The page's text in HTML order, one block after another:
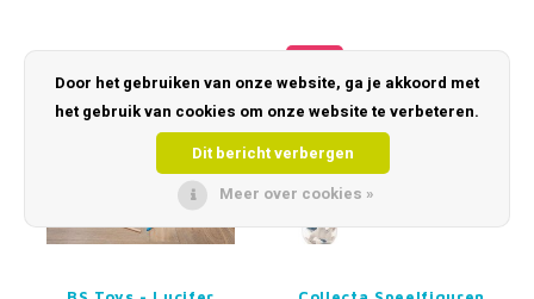
Door het gebruiken van onze website, ga je akkoord met
het gebruik van cookies om onze website te verbeteren.
Dit bericht verbergen
Meer over cookies »